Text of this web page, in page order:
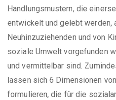
Handlungsmustern, die
entwickelt und gelebt werden,
Neuhinzuziehenden und von
soziale Umwelt vorgefunden
und vermittelbar sind.
lassen sich 6 Dimensionen
formulieren, die für die